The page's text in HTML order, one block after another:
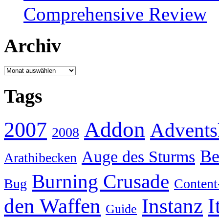
Comprehensive Review
Archiv
Archiv
Tags
2007 2008 Addon
Arathibecken Auge des Sturms
Bug Burning Crusade
den Waffen Guide Instanz